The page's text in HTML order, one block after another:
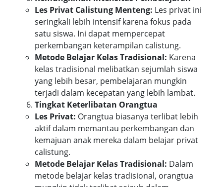
Les Privat Calistung Menteng: Les privat ini
seringkali lebih intensif karena fokus pada
satu siswa. Ini dapat mempercepat
perkembangan keterampilan calistung.
Metode Belajar Kelas Tradisional: Karena
kelas tradisional melibatkan sejumlah siswa
yang lebih besar, pembelajaran mungkin
terjadi dalam kecepatan yang lebih lambat.
Tingkat Keterlibatan Orangtua
Les Privat: Orangtua biasanya terlibat lebih
aktif dalam memantau perkembangan dan
kemajuan anak mereka dalam belajar privat
calistung.
Metode Belajar Kelas Tradisional: Dalam
metode belajar kelas tradisional, orangtua